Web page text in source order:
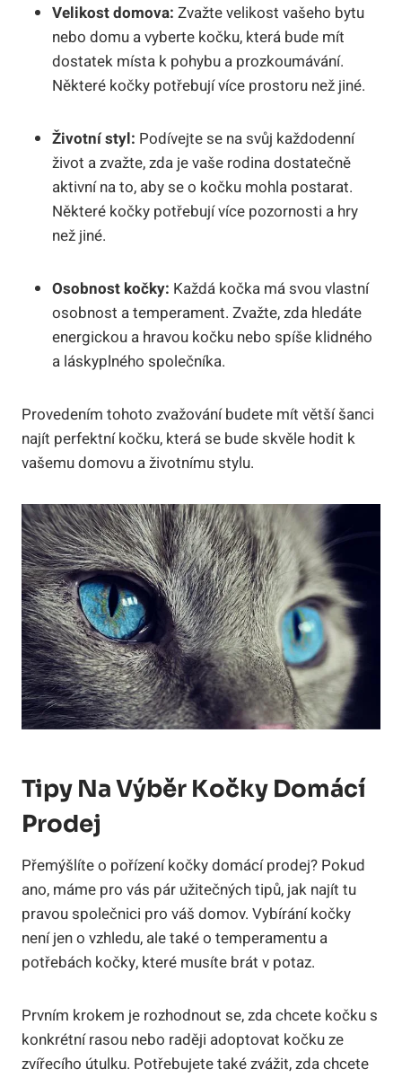
Velikost domova: Zvažte velikost vašeho bytu
nebo domu a vyberte kočku, která bude mít
dostatek místa k pohybu a prozkoumávání.
Některé kočky potřebují více prostoru než jiné.
Životní styl: Podívejte se na svůj každodenní
život a zvažte, zda je vaše rodina dostatečně
aktivní na to, aby se o kočku mohla postarat.
Některé kočky potřebují více pozornosti a hry
než jiné.
Osobnost kočky: Každá kočka má svou vlastní
osobnost a temperament. Zvažte, zda hledáte
energickou a hravou kočku nebo spíše klidného
a láskyplného společníka.
Provedením tohoto zvažování budete mít větší šanci
najít perfektní kočku, která se bude skvěle hodit k
vašemu domovu a životnímu stylu.
Tipy Na Výběr Kočky Domácí
Prodej
Přemýšlíte o pořízení kočky domácí prodej? Pokud
ano, máme pro vás pár užitečných tipů, jak najít tu
pravou společnici pro váš domov. Vybírání kočky
není jen o vzhledu, ale také o temperamentu a
potřebách kočky, které musíte brát v potaz.
Prvním krokem je rozhodnout se, zda chcete kočku s
konkrétní rasou nebo raději adoptovat kočku ze
zvířecího útulku. Potřebujete také zvážit, zda chcete